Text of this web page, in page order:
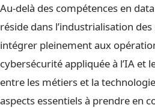
Au-delà des compétences en
réside dans l’industrialisation
intégrer pleinement aux
cybersécurité appliquée à l’IA et
entre les métiers et la
aspects essentiels à prendre en